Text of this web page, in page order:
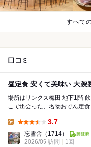
すべて
口コミ
昼定食 安くて美味い 大袈
場所はリンクス梅田 地下1階 飲食店が軒を並べる｢オイシイもの横丁｣ そ
こで出会った、名物おでん定食。 驚くことに、安い。 嬉しいほど
3.7
忘雪舎 （1714）
2026/05 訪問
1回